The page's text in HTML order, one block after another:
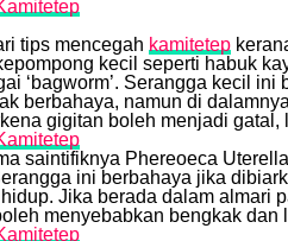
tips mencegah kamitetep
kecil seperti habuk
‘bagworm’. Serangga kecil
berbahaya, namun di
gigitan boleh menjadi gatal,
saintifiknya Phereoeca
ini berbahaya jika
Jika berada dalam almari
menyebabkan bengkak dan